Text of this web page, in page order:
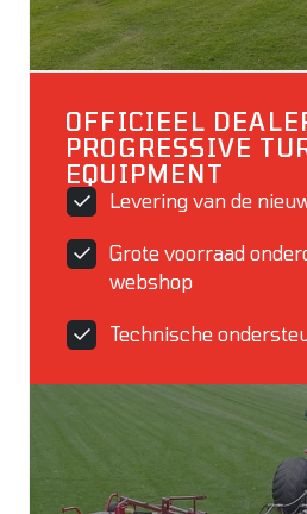
OFFICIEEL
PROGRESSIVE
EQUIPMENT
Levering van de
Grote voorraad
webshop
Technische